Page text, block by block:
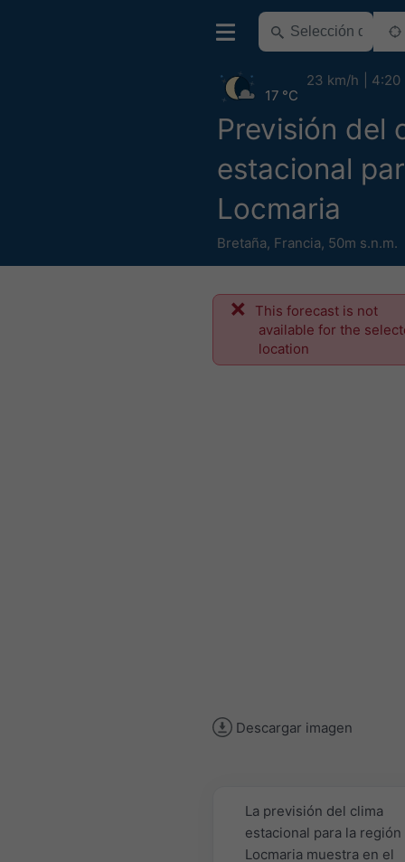
Previsión del
estacional
Locmaria
Bretaña, Francia, 50m s.n.m.
17 °C
23 km/h 4:20
This forecast is not
available for the
location
Descargar imagen
La previsión del clima
estacional para la región
Locmaria muestra en el